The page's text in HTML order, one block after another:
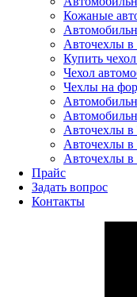
Кожаные
Авточехлы в
Купить
Чехол
Чехлы на
Авточехлы в
Авточехлы в
Авточехлы в
Прайс
Задать вопрос
Контакты